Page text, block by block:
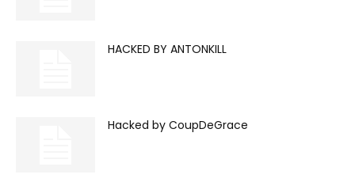
HACKED BY ANTONKILL
Hacked by CoupDeGrace